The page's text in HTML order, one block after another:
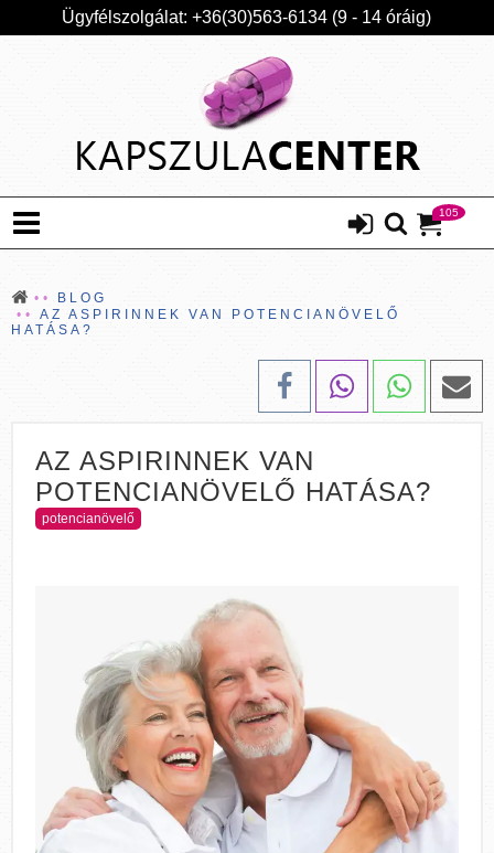
Ügyfélszolgálat: +36(30)563-6134 (9 - 14 óráig)
105
BLOG
AZ ASPIRINNEK VAN POTENCIANÖVELŐ
HATÁSA?
AZ ASPIRINNEK VAN
POTENCIANÖVELŐ HATÁSA?
potencianövelő